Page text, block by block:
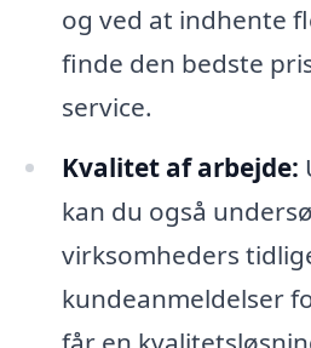
og ved at indhente
finde den bedste
service.
Kvalitet af arbejde:
kan du også
virksomheders
kundeanmeldelser